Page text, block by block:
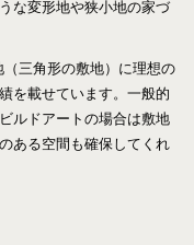
な変形地や狭小地の家づ
三角形の敷地）に理想の
を載せています。一般的
ルドアートの場合は敷地
ある空間も確保してくれ